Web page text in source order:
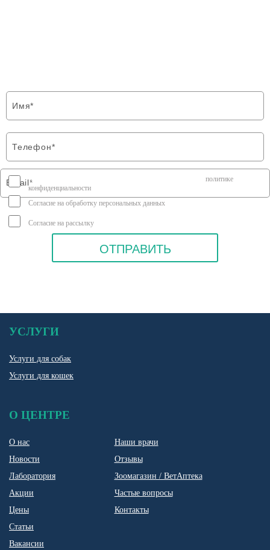
Я соглашаюсь на передачу персональных данных согласно политике
конфиденциальности
Согласие на обработку персональных данных
Согласие на рассылку
УСЛУГИ
Услуги для собак
Услуги для кошек
О ЦЕНТРЕ
О нас
Новости
Лаборатория
Акции
Цены
Статьи
Вакансии
Наши врачи
Отзывы
Зоомагазин / ВетАптека
Частые вопросы
Контакты